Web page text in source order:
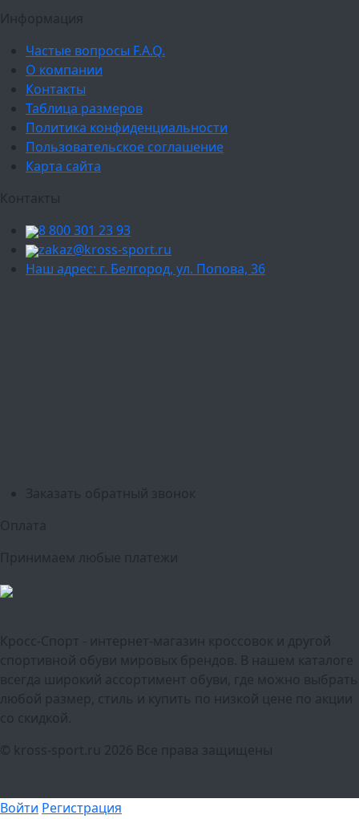
Информация
Частые вопросы F.A.Q.
О компании
Контакты
Таблица размеров
Политика конфиденциальности
Пользовательское соглашение
Карта сайта
Контакты
8 800 301 23 93
zakaz@kross-sport.ru
Наш адрес: г. Белгород, ул. Попова, 36
Заказать обратный звонок
Оплата
Принимаем любые платежи
Кросс-Спорт - интернет-магазин кроссовок и другой
спортивной обуви мировых брендов. В нашем каталоге
всегда широкий ассортимент обуви, где можно выбрать
любой размер, стиль и купить по низкой цене по акции
со скидкой.
© kross-sport.ru
2026 Все права защищены
Войти Регистрация